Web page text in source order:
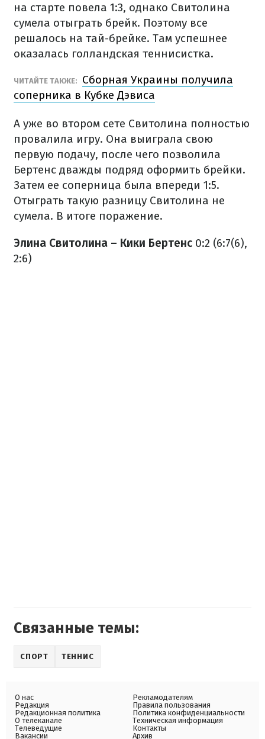
на старте повела 1:3, однако Свитолина
сумела отыграть брейк. Поэтому все
решалось на тай-брейке. Там успешнее
оказалась голландская теннисистка.
ЧИТАЙТЕ ТАКЖЕ:
Сборная Украины получила
соперника в Кубке Дэвиса
А уже во втором сете Свитолина полностью
провалила игру. Она выиграла свою
первую подачу, после чего позволила
Бертенс дважды подряд оформить брейки.
Затем ее соперница была впереди 1:5.
Отыграть такую разницу Свитолина не
сумела. В итоге поражение.
Элина Свитолина – Кики Бертенс 0:2 (6:7(6),
2:6)
Связанные темы:
СПОРТ ТЕННИС
О нас
Редакция
Редакционная политика
О телеканале
Телеведущие
Вакансии
Рекламодателям
Правила пользования
Политика конфиденциальности
Техническая информация
Контакты
Архив